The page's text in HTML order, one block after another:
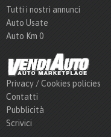
Tutti i nostri annunci
Auto Usate
Auto Km 0
Privacy / Cookies policies
Contatti
Pubblicità
Scrivici